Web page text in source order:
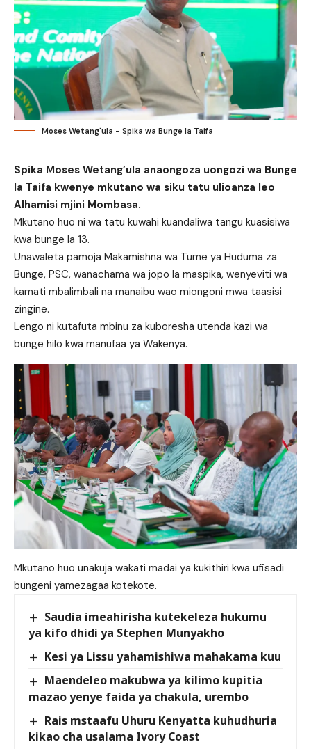
Moses Wetang'ula - Spika wa Bunge la Taifa
Spika Moses Wetang’ula anaongoza uongozi wa Bunge
la Taifa kwenye mkutano wa siku tatu ulioanza leo
Alhamisi mjini Mombasa.
Mkutano huo ni wa tatu kuwahi kuandaliwa tangu kuasisiwa
kwa bunge la 13.
Unawaleta pamoja Makamishna wa Tume ya Huduma za
Bunge, PSC, wanachama wa jopo la maspika, wenyeviti wa
kamati mbalimbali na manaibu wao miongoni mwa taasisi
zingine.
Lengo ni kutafuta mbinu za kuboresha utenda kazi wa
bunge hilo kwa manufaa ya Wakenya.
Mkutano huo unakuja wakati madai ya kukithiri kwa ufisadi
bungeni yamezagaa kotekote.
Saudia imeahirisha kutekeleza hukumu
ya kifo dhidi ya Stephen Munyakho
Kesi ya Lissu yahamishiwa mahakama kuu
Maendeleo makubwa ya kilimo kupitia
mazao yenye faida ya chakula, urembo
Rais mstaafu Uhuru Kenyatta kuhudhuria
kikao cha usalama Ivory Coast